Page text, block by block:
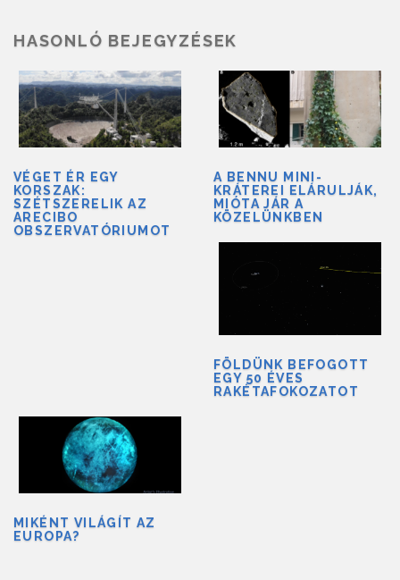
HASONLÓ BEJEGYZÉSEK
VÉGET ÉR EGY
KORSZAK:
SZÉTSZERELIK AZ
ARECIBO
OBSZERVATÓRIUMOT
A BENNU MINI-
KRÁTEREI ELÁRULJÁK,
MIÓTA JÁR A
KÖZELÜNKBEN
FÖLDÜNK BEFOGOTT
EGY 50 ÉVES
RAKÉTAFOKOZATOT
MIKÉNT VILÁGÍT AZ
EUROPA?